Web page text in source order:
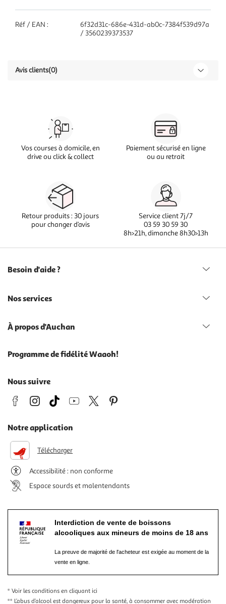
Réf / EAN :
6f32d31c-686e-431d-ab0c-7384f539d97a
/ 3560239373537
Avis clients(0)
Vos courses à domicile, en
drive ou click & collect
Paiement sécurisé en ligne
ou au retrait
Retour produits : 30 jours
pour changer d’avis
Service client 7j/7
03 59 30 59 30
8h>21h, dimanche 8h30>13h
Besoin d'aide ?
Nos services
À propos d'Auchan
Programme de fidélité Waaoh!
Nous suivre
Notre application
Télécharger
Accessibilité : non conforme
Espace sourds et malentendants
Interdiction de vente de boissons
alcooliques aux mineurs de moins de 18 ans
La preuve de majorité de l'acheteur est exigée au moment de la
vente en ligne.
* Voir les conditions en cliquant ici
** L’abus d’alcool est dangereux pour la santé, à consommer avec modération